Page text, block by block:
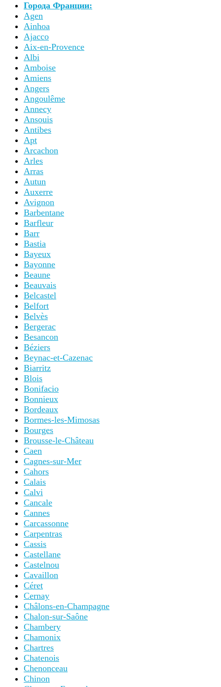
Города Франции:
Agen
Ainhoa
Ajacco
Aix-en-Provence
Albi
Amboise
Amiens
Angers
Angoulême
Annecy
Ansouis
Antibes
Apt
Arcachon
Arles
Arras
Autun
Auxerre
Avignon
Barbentane
Barfleur
Barr
Bastia
Bayeux
Bayonne
Beaune
Beauvais
Belcastel
Belfort
Belvès
Bergerac
Besancon
Béziers
Beynac-et-Cazenac
Biarritz
Blois
Bonifacio
Bonnieux
Bordeaux
Bormes-les-Mimosas
Bourges
Brousse-le-Château
Caen
Cagnes-sur-Mer
Cahors
Calais
Calvi
Cancale
Cannes
Carcassonne
Carpentras
Cassis
Castellane
Castelnou
Cavaillon
Céret
Cernay
Châlons-en-Champagne
Chalon-sur-Saône
Chambery
Chamonix
Chartres
Chatenois
Chenonceau
Chinon